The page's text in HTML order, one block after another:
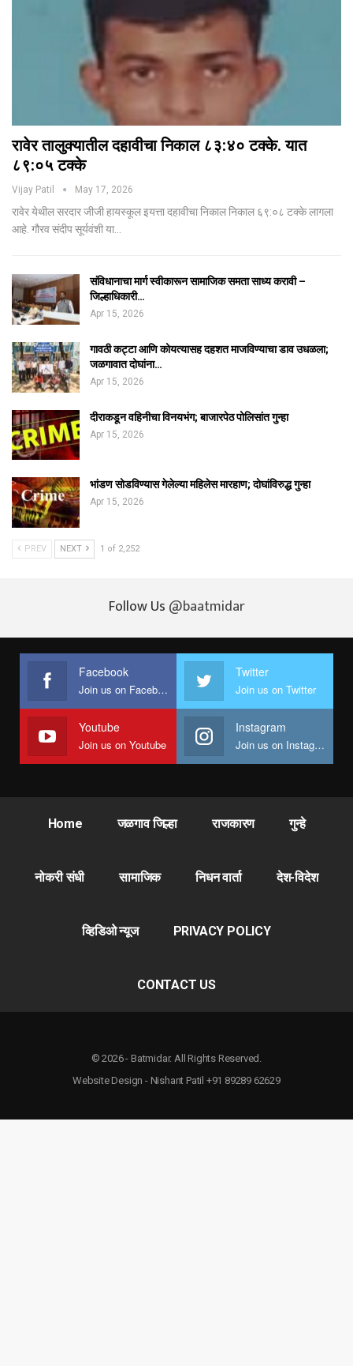
रावेर तालुक्यातील दहावीचा निकाल ८३:४० टक्के. यात
८९:०५ टक्के
Vijay Patil May 17, 2026
रावेर येथील सरदार जीजी हायस्कूल इयत्ता दहावीचा निकाल निकाल ६९:०८ टक्के लागला
आहे. गौरव संदीप सूर्यवंशी या…
संविधानाचा मार्ग स्वीकारून सामाजिक समता साध्य करावी –
जिल्हाधिकारी…
Apr 15, 2026
गावठी कट्टा आणि कोयत्यासह दहशत माजविण्याचा डाव उधळला;
जळगावात दोघांना…
Apr 15, 2026
दीराकडून वहिनीचा विनयभंग; बाजारपेठ पोलिसांत गुन्हा
Apr 15, 2026
भांडण सोडविण्यास गेलेल्या महिलेस मारहाण; दोघांविरुद्ध गुन्हा
Apr 15, 2026
PREV NEXT 1 of 2,252
Follow Us @baatmidar
Facebook
Join us on Facebook
Twitter
Join us on Twitter
Youtube
Join us on Youtube
Instagram
Join us on Instagram
Home जळगाव जिल्हा राजकारण गुन्हे
नोकरी संधी सामाजिक निधन वार्ता देश-विदेश
व्हिडिओ न्यूज PRIVACY POLICY
CONTACT US
© 2026 - Batmidar. All Rights Reserved.
Website Design - Nishant Patil +91 89289 62629